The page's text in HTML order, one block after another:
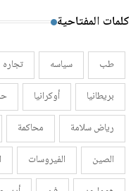
كلمات المفتاحية
طب سياسه تجاره
بريطانيا
أوكرانيا
رياض سلامة
محاكمة
الصين
الفيروسات